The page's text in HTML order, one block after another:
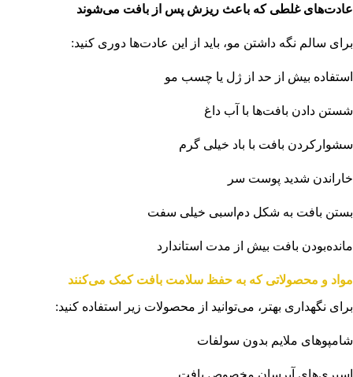
عادت‌های غلطی که باعث ریزش پس از بافت می‌شوند
برای سالم نگه داشتن مو، باید از این عادت‌ها دوری کنید:
استفاده بیش از حد از ژل یا چسب مو
شستن دادن بافت‌ها با آب داغ
سشوارکردن بافت با باد خیلی گرم
خاراندن شدید پوست سر
بستن بافت به شکل دم‌اسبی خیلی سفت
مانده‌بودن بافت بیش از مدت استاندارد
مواد و محصولاتی که به حفظ سلامت بافت کمک می‌کنند
برای نگهداری بهتر، می‌توانید از محصولات زیر استفاده کنید:
شامپوهای ملایم بدون سولفات